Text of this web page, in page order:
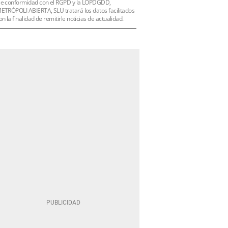
conformidad con el RGPD y la LOPDGDD,
ABIERTA, SLU tratará los datos facilitados
la finalidad de remitirle noticias de actualidad.